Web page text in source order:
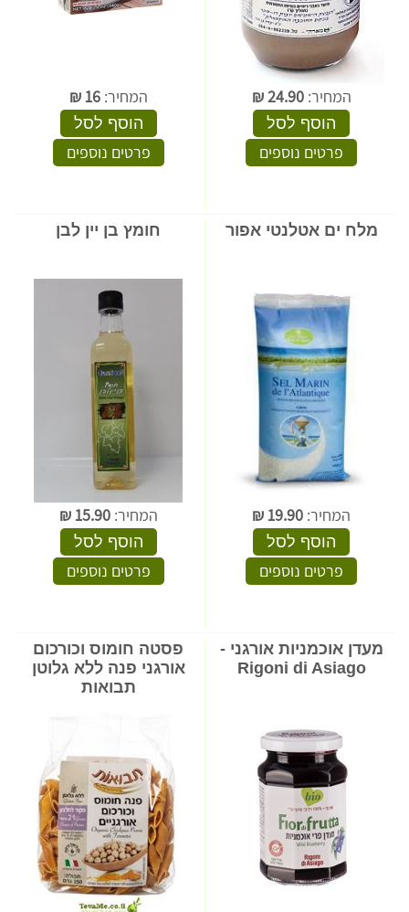
המחיר:24.90
₪
הוסף לסל
פרטים נוספים
המחיר:16
₪
הוסף לסל
פרטים נוספים
מלח ים אטלנטי אפור
המחיר: 19.90
₪
הוסף לסל
פרטים נוספים
חומץ בן יין לבן
המחיר:15.90
₪
הוסף לסל
פרטים נוספים
מעדן אוכמניות אורגני -
Rigoni di Asiago
פסטה חומוס וכורכום
אורגני פנה ללא גלוטן
תבואות